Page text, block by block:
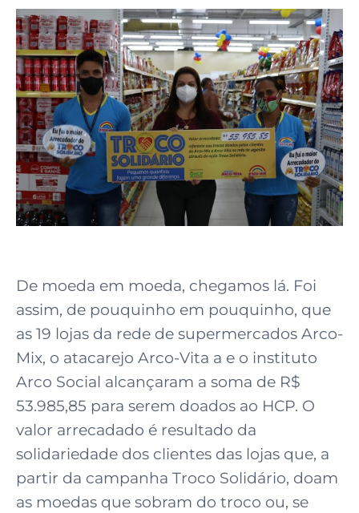
De moeda em moeda, chegamos lá. Foi
assim, de pouquinho em pouquinho, que
as 19 lojas da rede de supermercados Arco-
Mix, o atacarejo Arco-Vita a e o instituto
Arco Social alcançaram a soma de R$
53.985,85 para serem doados ao HCP. O
valor arrecadado é resultado da
solidariedade dos clientes das lojas que, a
partir da campanha Troco Solidário, doam
as moedas que sobram do troco ou, se